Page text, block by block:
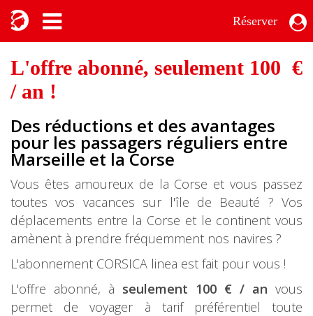
Réserver
L'offre abonné, seulement 100 €
/ an !
Des réductions et des avantages
pour les passagers réguliers entre
Marseille et la Corse
Vous êtes amoureux de la Corse et vous passez
toutes vos vacances sur l'île de Beauté ? Vos
déplacements entre la Corse et le continent vous
amènent à prendre fréquemment nos navires ?
L'abonnement CORSICA linea est fait pour vous !
L'offre abonné, à seulement 100 € / an vous
permet de voyager à tarif préférentiel toute